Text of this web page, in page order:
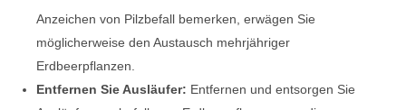
Anzeichen von Pilzbefall bemerken, erwägen Sie
möglicherweise den Austausch mehrjähriger
Erdbeerpflanzen.
Entfernen Sie Ausläufer: Entfernen und entsorgen Sie